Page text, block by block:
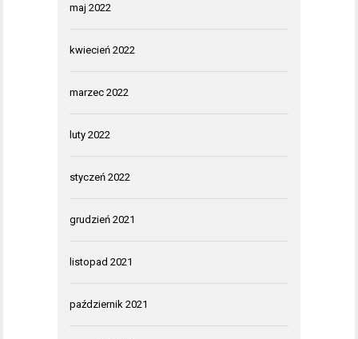
maj 2022
kwiecień 2022
marzec 2022
luty 2022
styczeń 2022
grudzień 2021
listopad 2021
październik 2021